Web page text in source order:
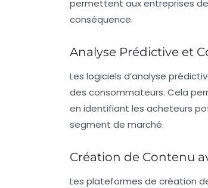
permettent aux entreprises
conséquence.
Analyse Prédictive et
Les logiciels d’analyse
des consommateurs. Cela
en identifiant les acheteurs
segment de marché.
Création de Contenu
Les plateformes de création